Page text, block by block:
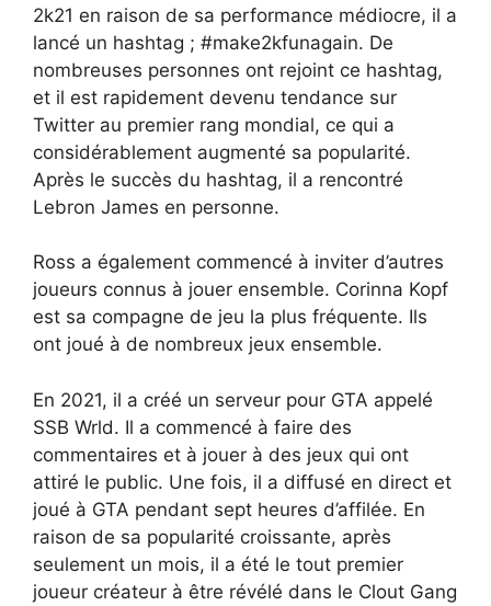
2k21 en raison de sa performance médiocre, il a
lancé un hashtag ; #make2kfunagain. De
nombreuses personnes ont rejoint ce hashtag,
et il est rapidement devenu tendance sur
Twitter au premier rang mondial, ce qui a
considérablement augmenté sa popularité.
Après le succès du hashtag, il a rencontré
Lebron James en personne.
Ross a également commencé à inviter d’autres
joueurs connus à jouer ensemble. Corinna Kopf
est sa compagne de jeu la plus fréquente. Ils
ont joué à de nombreux jeux ensemble.
En 2021, il a créé un serveur pour GTA appelé
SSB Wrld. Il a commencé à faire des
commentaires et à jouer à des jeux qui ont
attiré le public. Une fois, il a diffusé en direct et
joué à GTA pendant sept heures d’affilée. En
raison de sa popularité croissante, après
seulement un mois, il a été le tout premier
joueur créateur à être révélé dans le Clout Gang